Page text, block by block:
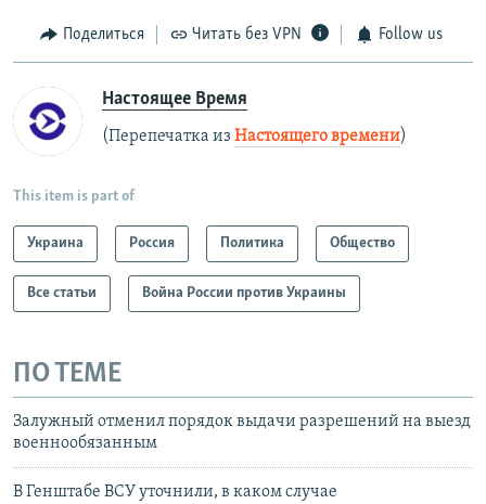
Поделиться Читать без VPN Follow us
Настоящее Время
(Перепечатка из Настоящего времени)
This item is part of
Украина Россия Политика Общество
Все статьи Война России против Украины
ПО ТЕМЕ
Залужный отменил порядок выдачи разрешений на выезд
военнообязанным
В Генштабе ВСУ уточнили, в каком случае